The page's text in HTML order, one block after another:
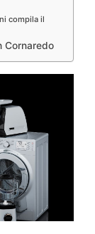
compila il
Cornaredo